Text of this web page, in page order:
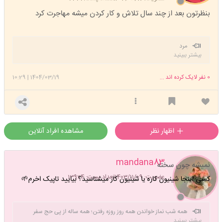
بنظرتون بعد از چند سال تلاش و کار کردن میشه مهاجرت کرد
مرد
بیشتر ببینید
1404/03/19
|
10:29 0 نفر لایک کرده اند ...
مشاهده افراد آنلاین
mandana83
عضویت: 1403/11/09 تعداد پست: 13924
نمیشه چون سخته
کسی اینجا شینیون کاره یا شینیون کار میشناسید؟ بیایید تاپیک اخرم🌱
همه شب نماز خواندن همه روز روزه رفتن؛ همه ساله از پی حج سفر